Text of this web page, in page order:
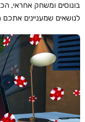
בונוסים ומשחק אחראי,
לנושאים שמעניינים אתכם